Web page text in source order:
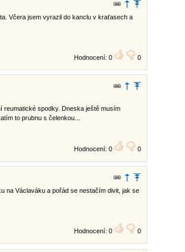
Včera jsem vyrazil do kanclu v kraťasech a
Hodnocení: 0 0
reumatické spodky. Dneska ještě musím
to prubnu s čelenkou...
Hodnocení: 0 0
na Václaváku a pořád se nestačím divit, jak se
Hodnocení: 0 0